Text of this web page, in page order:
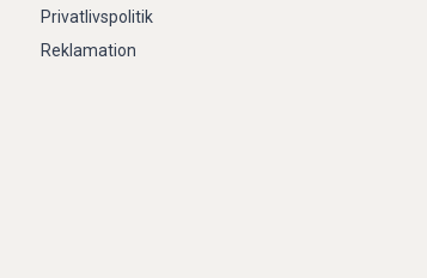
Privatlivspolitik
Reklamation